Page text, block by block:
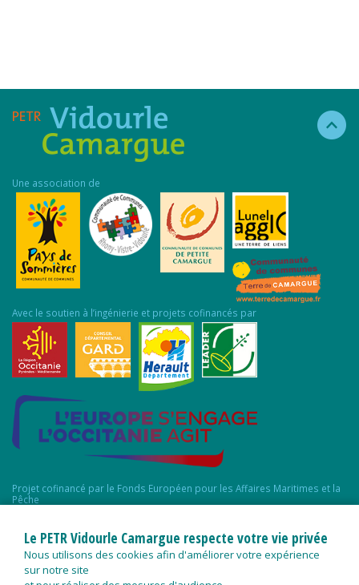
Une association de
Avec le soutien à l’ingénierie et projets cofinancés par
Projet cofinancé par le Fonds Européen pour les Affaires Maritimes et la
Pêche
Le PETR Vidourle Camargue respecte votre vie privée
Nous utilisons des cookies afin d'améliorer votre expérience
sur notre site